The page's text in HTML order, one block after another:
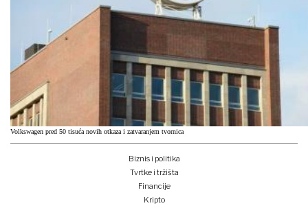
Volkswagen pred 50 tisuća novih otkaza i zatvaranjem tvornica
Biznis i politika
Tvrtke i tržišta
Financije
Kripto